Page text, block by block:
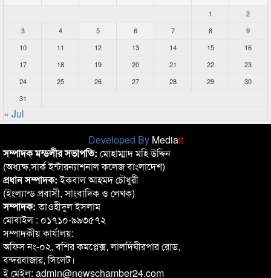
1
2
3
4 5 6 7 8
9
10
11 12 13 14 15
16
17
18 19 20 21 22
23
24
25 26 27 28 29
30
31
« Jul
Developed By Mediait
সম্পাদক মন্ডলীর সভাপতি: মোহাম্মাদ মহি উদ্দিন
(অধ্যক্ষ,সার্ক ইন্টারন্যাশনাল কলেজ বাংলাদেশ)
প্রধান সম্পাদক:ইকবাল আহমদ চৌধুরী
(ইংল্যান্ড প্রবাসী, সাংবাদিক ও লেখক)
সম্পাদক:তাওহীদুল ইসলাম
মোবাইল : ০১৭১০-৯৯৩৫৭২
সম্পাদকীয় কার্যালয়:
অফিস নং-০২, বশির কমপ্লেক্স, লালদিঘীরপার রোড,
বন্দরবাজার, সিলেট।
ই মেইল: admin@newschamber24.com